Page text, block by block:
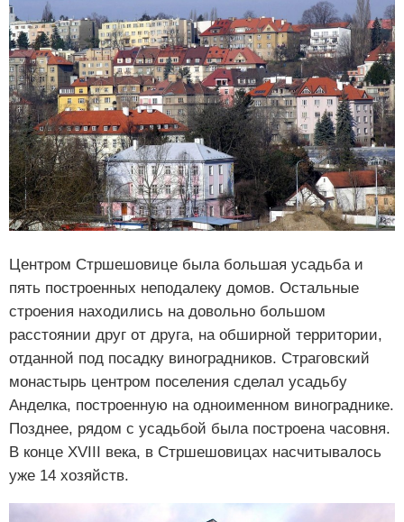
Центром Стршешовице была большая усадьба и
пять построенных неподалеку домов. Остальные
строения находились на довольно большом
расстоянии друг от друга, на обширной территории,
отданной под посадку виноградников. Страговский
монастырь центром поселения сделал усадьбу
Анделка, построенную на одноименном винограднике.
Позднее, рядом с усадьбой была построена часовня.
В конце XVIII века, в Стршешовицах насчитывалось
уже 14 хозяйств.